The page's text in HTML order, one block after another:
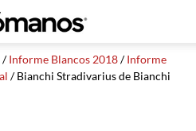
/Informe Blancos 2018/Informe
/ Bianchi Stradivarius de Bianchi